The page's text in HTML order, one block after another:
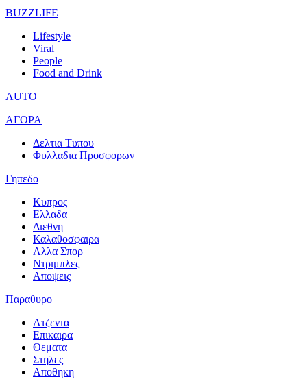
BUZZLIFE
Lifestyle
Viral
People
Food and Drink
AUTO
ΑΓΟΡΑ
Δελτια Τυπου
Φυλλαδια Προσφορων
Γηπεδο
Κυπρος
Ελλαδα
Διεθνη
Καλαθοσφαιρα
Αλλα Σπορ
Ντριμπλες
Αποψεις
Παραθυρο
Ατζεντα
Επικαιρα
Θεματα
Στηλες
Αποθηκη